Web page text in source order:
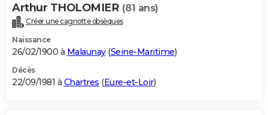
Arthur THOLOMIER (81 ans)
Créer une cagnotte obsèques
Naissance
26/02/1900 à Malaunay(Seine-Maritime)
Décès
22/09/1981 à Chartres (Eure-et-Loir)